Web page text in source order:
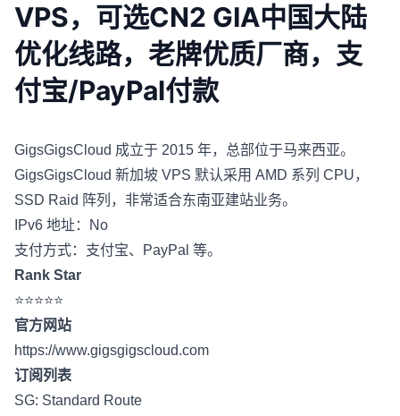
VPS，可选CN2 GIA中国大陆
优化线路，老牌优质厂商，支
付宝/PayPal付款
GigsGigsCloud 成立于 2015 年，总部位于马来西亚。
GigsGigsCloud 新加坡 VPS 默认采用 AMD 系列 CPU，
SSD Raid 阵列，非常适合东南亚建站业务。
IPv6 地址：No
支付方式：支付宝、PayPal 等。
Rank Star
⭐⭐⭐⭐⭐
官方网站
https://www.gigsgigscloud.com
订阅列表
SG: Standard Route